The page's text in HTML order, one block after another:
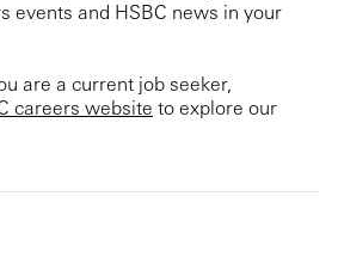
events and HSBC news in your
are a current job seeker,
careers website to explore our